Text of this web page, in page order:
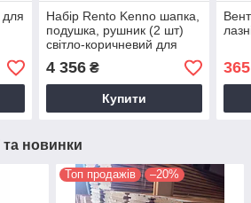
для
Набір Rento Kenno шапка,
подушка, рушник (2 шт)
світло-коричневий для
4 356₴
Купити
365
та новинки
Топ продажів –20%